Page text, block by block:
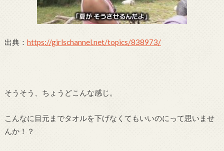
出典： https://girlschannel.net/topics/838973/
そうそう、ちょうどこんな感じ。
こんなに目元までタオルを下げなくてもいいのにって思いませ
んか！？